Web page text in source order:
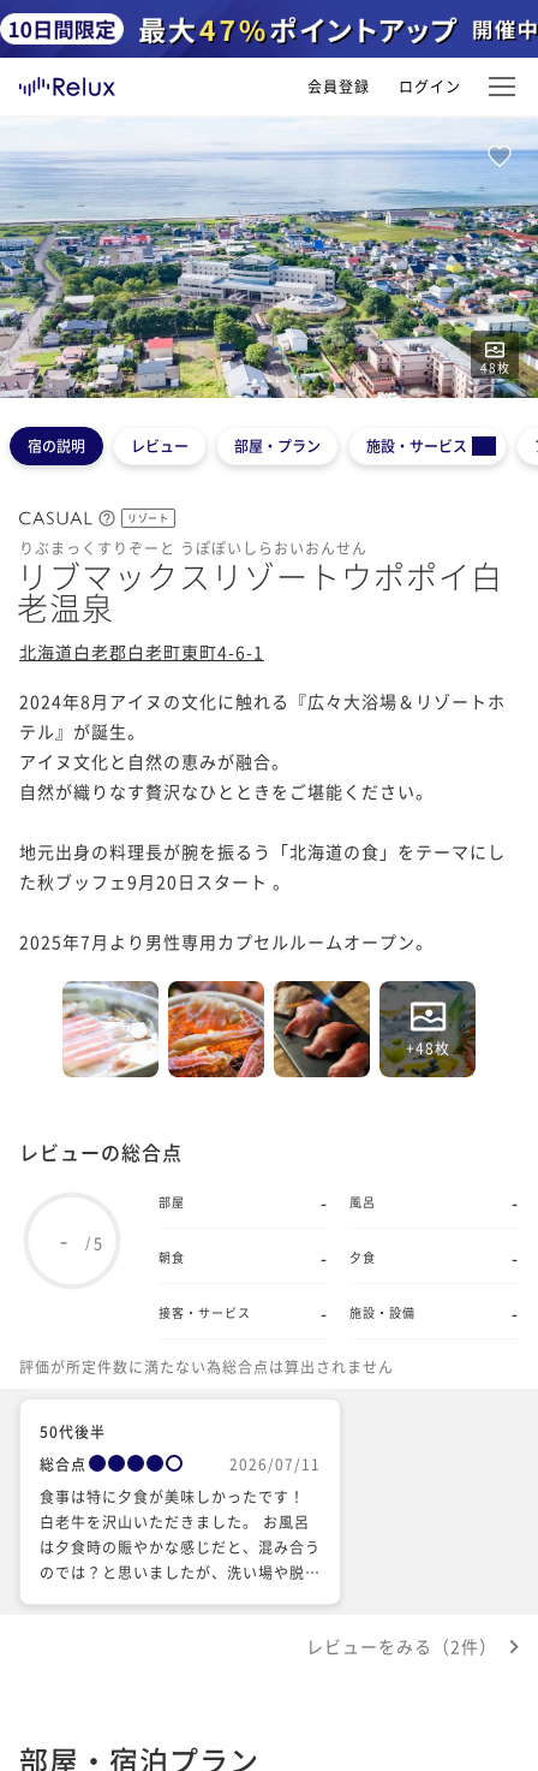
会員登録 ログイン
48枚
1 2345
宿の説明 レビュー 部屋・プラン 施設・サービス
リゾート
りぶまっくすりぞーと うぽぽいしらおいおんせん
リブマックスリゾートウポポイ白
老温泉
北海道白老郡白老町東町4-6-1
2024年8月アイヌの文化に触れる『広々大浴場＆リゾートホ
テル』が誕生。
アイヌ文化と自然の恵みが融合。
自然が織りなす贅沢なひとときをご堪能ください。
地元出身の料理長が腕を振るう「北海道の食」をテーマにし
た秋ブッフェ9月20日スタート 。
2025年7月より男性専用カプセルルームオープン。
+48枚
レビューの総合点
- /5
部屋 - 風呂 -
朝食 - 夕食 -
接客・サービス - 施設・設備 -
評価が所定件数に満たない為総合点は算出されません
50代後半
総合点
2026/07/11
食事は特に夕食が美味しかったです！
白老牛を沢山いただきました。 お風呂
は夕食時の賑やかな感じだと、混み合う
のでは？と思いましたが、洗い場や脱衣
の温度がとこも熱く、子供が中に入る事
泊したいと思っています
レビューをみる（2件）
部屋・宿泊プラン